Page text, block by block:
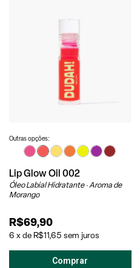
Outras opções:
Lip Glow Oil 002
Óleo Labial Hidratante · Aroma de
Morango
R$69,90
6 xde R$11,65 sem juros